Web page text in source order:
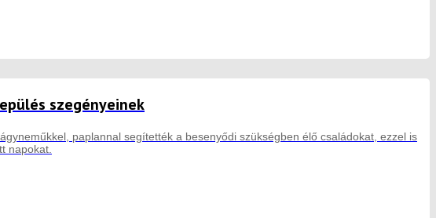
szegényeinek
paplannal segítették a besenyődi szükségben élő családokat, ezzel is
napokat.